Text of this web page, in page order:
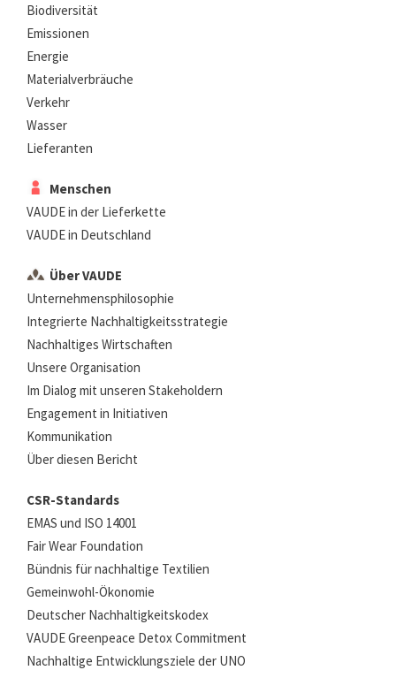
Biodiversität
Emissionen
Energie
Materialverbräuche
Verkehr
Wasser
Lieferanten
Menschen
VAUDE in der Lieferkette
VAUDE in Deutschland
Über VAUDE
Unternehmensphilosophie
Integrierte Nachhaltigkeitsstrategie
Nachhaltiges Wirtschaften
Unsere Organisation
Im Dialog mit unseren Stakeholdern
Engagement in Initiativen
Kommunikation
Über diesen Bericht
CSR-Standards
EMAS und ISO 14001
Fair Wear Foundation
Bündnis für nachhaltige Textilien
Gemeinwohl-Ökonomie
Deutscher Nachhaltigkeitskodex
VAUDE Greenpeace Detox Commitment
Nachhaltige Entwicklungsziele der UNO